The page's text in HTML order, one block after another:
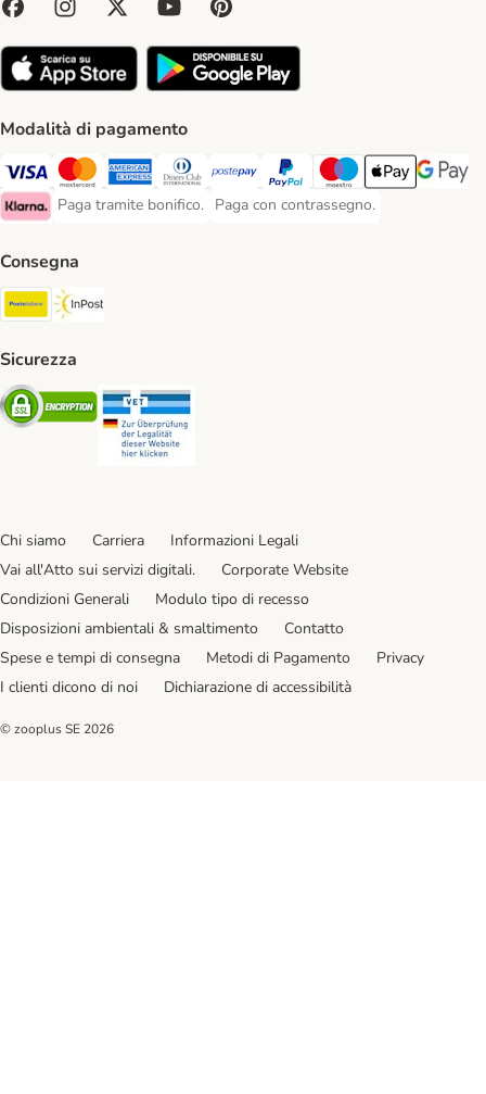
Modalità di pagamento
Paga con Visa. Payment Method
Paga con Mastercard. Payment Method
Paga con American Express. Payment Method
Paga con Diners Club. Payment Method
Paga con Postepay. Payment Method
Paga con PayPal. Payment
Paga con Maestro.
Apple PayGoogle
Klarna Payment Method
Paga tramite bonifico.
Paga tramite bonifico. Payment Method
Paga con contrassegno.
Paga con contrassegno. Payment
Consegna
Poste Italiane. Shipping Method
Sicurezza
Security
Chi siamo Carriera
Informazioni Legali
Vai all'Atto sui servizi digitali.
Corporate Website
Condizioni Generali
Modulo tipo di recesso
Disposizioni ambientali & smaltimento
Contatto
Spese e tempi di consegna
Metodi di Pagamento
Privacy
I clienti dicono di noi
Dichiarazione di accessibilità
© zooplus SE 2026